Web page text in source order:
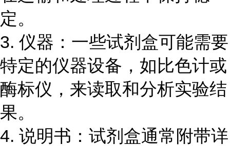
定。
3. 仪器：一些试剂盒可能需要
特定的仪器设备，如比色计或
酶标仪，来读取和分析实验结
果。
4. 说明书：试剂盒通常附带详